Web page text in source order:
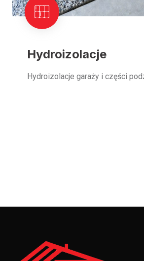
Hydroizolacje
Hydroizolacje garaży i części